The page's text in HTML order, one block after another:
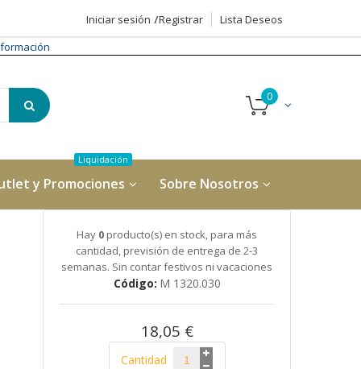
Iniciar sesión Registrar
Lista Deseos
y Promociones Sobre Nosotros
Hay 0 producto(s) en stock, para más
cantidad, previsión de entrega de 2-3
semanas. Sin contar festivos ni vacaciones
Código M 1320.030
18,05 €
Cantidad